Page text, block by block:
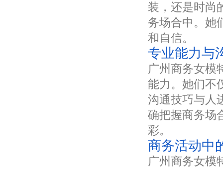
装，还是时尚
务场合中。她
和自信。
专业能力与
广州商务女模
能力。她们不
沟通技巧与人
确把握商务场
彩。
商务活动中
广州商务女模